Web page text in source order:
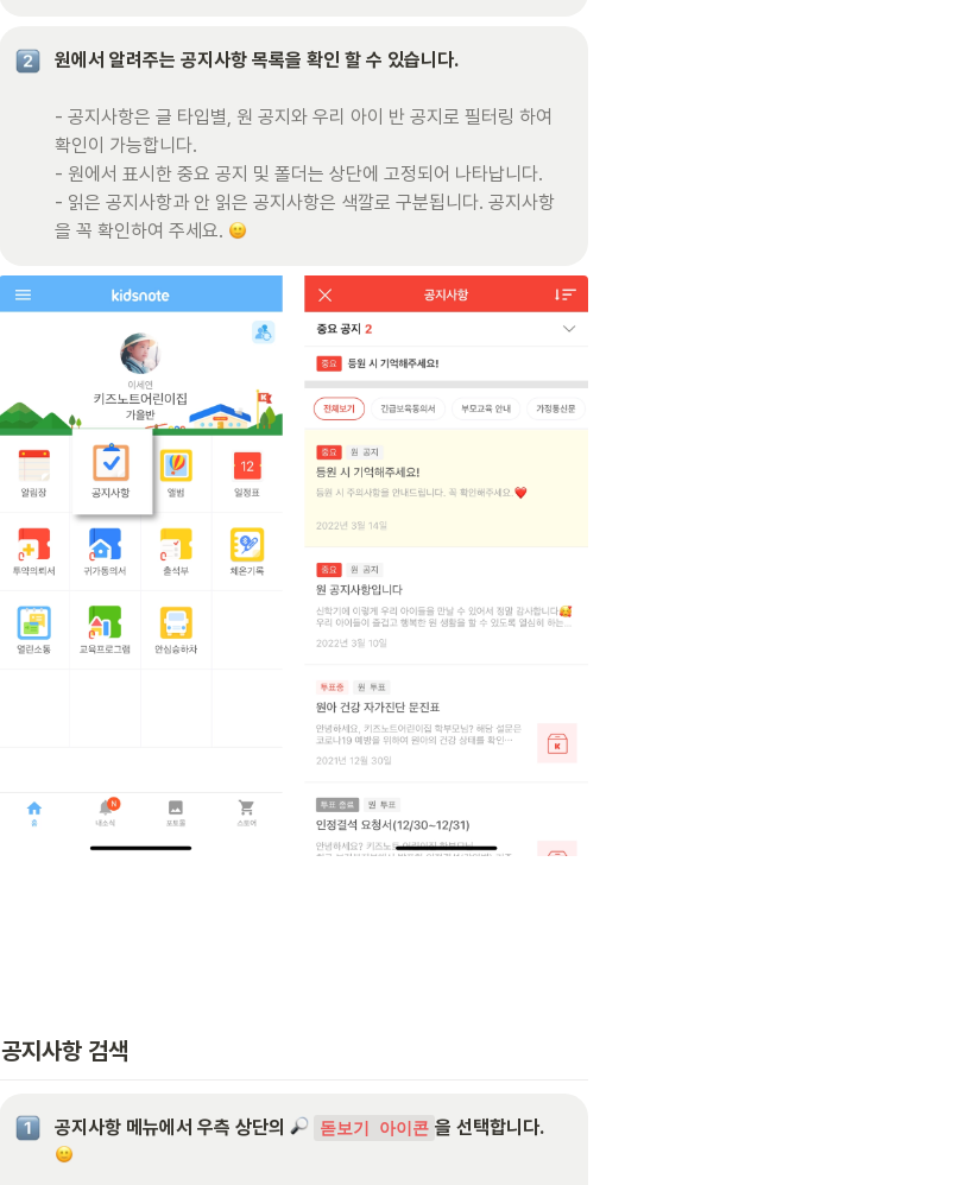
- 공지사항은 글 타입별, 원 공지와 우리 아이 반 공지로 필터링 하여
확인이 가능합니다.
- 원에서 표시한 중요 공지 및 폴더는 상단에 고정되어 나타납니다.
- 읽은 공지사항과 안 읽은 공지사항은 색깔로 구분됩니다. 공지사항
을 꼭 확인하여 주세요.
공지사항 검색
공지사항 메뉴에서 우측 상단의 돋보기 아이콘 을 선택합니다.